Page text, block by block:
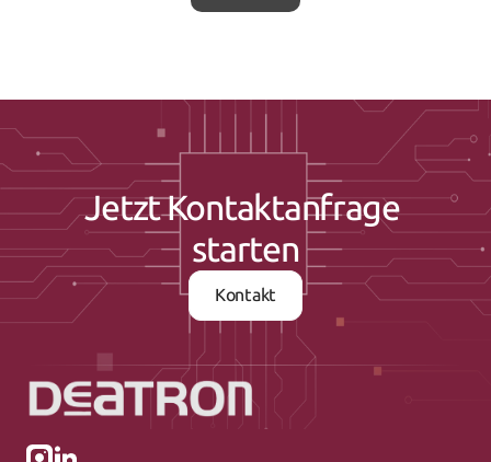
Jetzt Kontaktanfrage
starten
Kontakt